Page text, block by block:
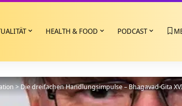
HEALTH & FOOD PODCAST
>Die dreifachen Handlungsimpulse – Bhagavad Gita